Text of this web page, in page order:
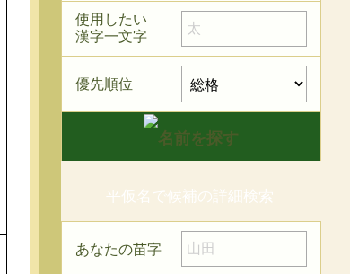
使用したい
漢字一文字
優先順位
平仮名で候補の詳細検索
あなたの苗字